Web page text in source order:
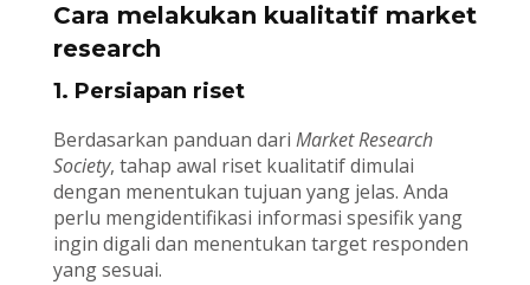
Cara melakukan kualitatif market
research
1. Persiapan riset
Berdasarkan panduan dari Market Research
Society, tahap awal riset kualitatif dimulai
dengan menentukan tujuan yang jelas. Anda
perlu mengidentifikasi informasi spesifik yang
ingin digali dan menentukan target responden
yang sesuai.